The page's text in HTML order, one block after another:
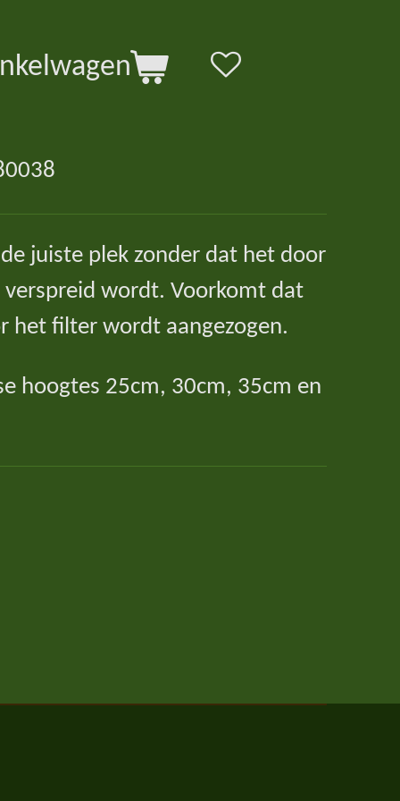
juiste plek zonder dat het door
wordt. Voorkomt dat
het filter wordt aangezogen.
hoogtes 25cm, 30cm, 35cm en